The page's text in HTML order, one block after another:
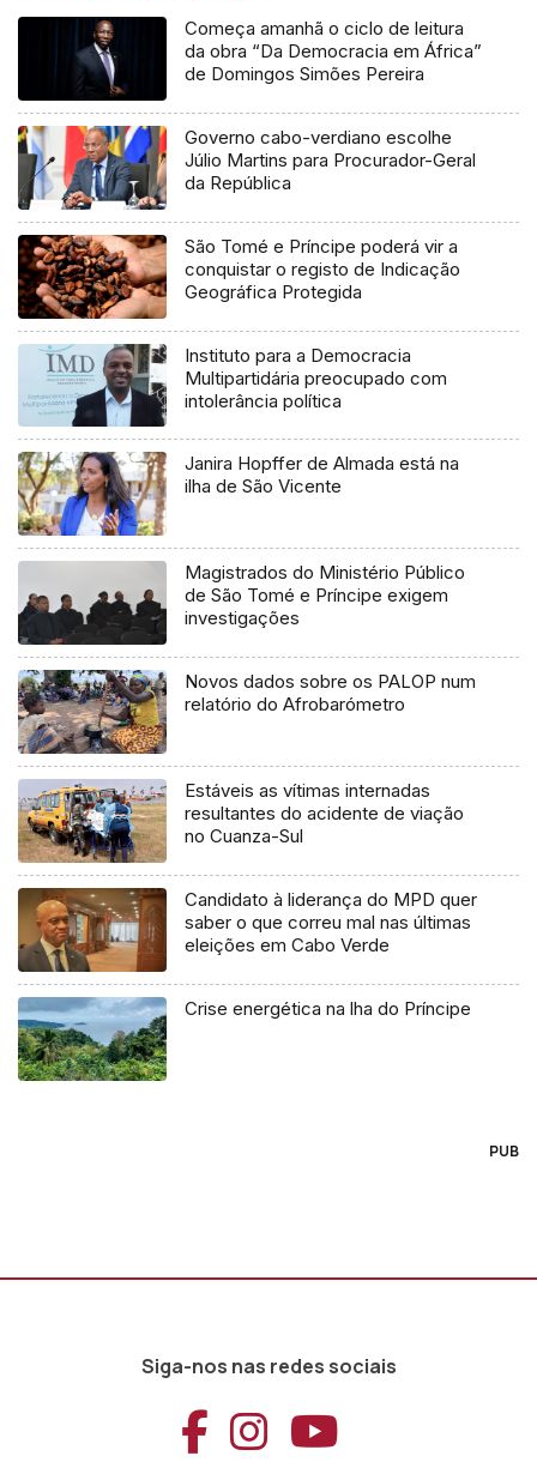
Começa amanhã o ciclo de leitura
da obra “Da Democracia em África”
de Domingos Simões Pereira
Governo cabo-verdiano escolhe
Júlio Martins para Procurador-Geral
da República
São Tomé e Príncipe poderá vir a
conquistar o registo de Indicação
Geográfica Protegida
Instituto para a Democracia
Multipartidária preocupado com
intolerância política
Janira Hopffer de Almada está na
ilha de São Vicente
Magistrados do Ministério Público
de São Tomé e Príncipe exigem
investigações
Novos dados sobre os PALOP num
relatório do Afrobarómetro
Estáveis as vítimas internadas
resultantes do acidente de viação
no Cuanza-Sul
Candidato à liderança do MPD quer
saber o que correu mal nas últimas
eleições em Cabo Verde
Crise energética na lha do Príncipe
PUB
Siga-nos nas redes sociais
Aceder ao
Aceder ao
Aceder